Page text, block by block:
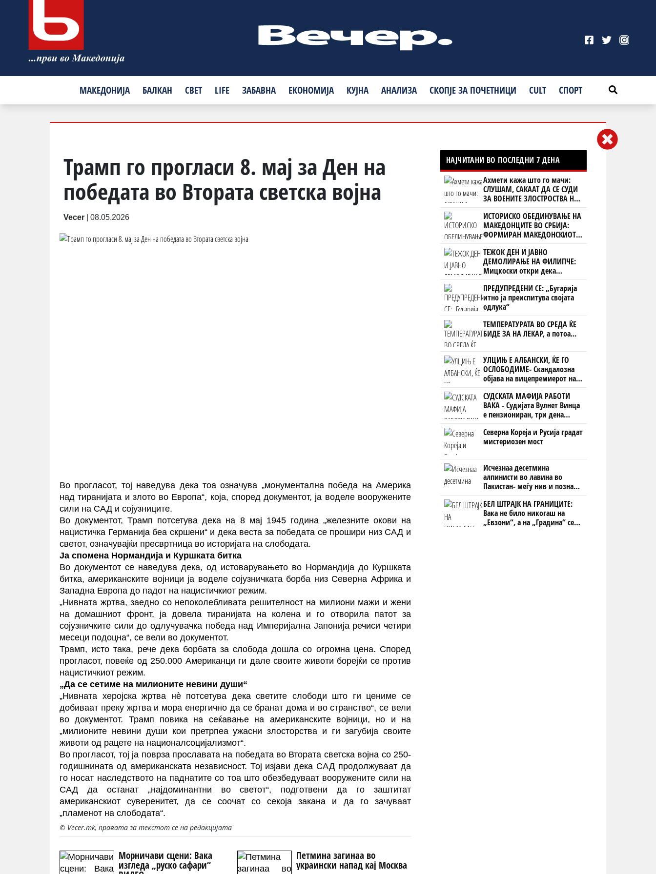
МАКЕДОНИЈА БАЛКАН СВЕТ LIFE ЗАБАВНА ЕКОНОМИЈА КУЈНА АНАЛИЗА СКОПЈЕ ЗА ПОЧЕТНИЦИ CULT СПОРТ
Трамп го прогласи 8. мај за Ден на
победата во Втората светска војна
Vecer 08.05.2026
Во прогласот, тој наведува дека тоа означува „монументална победа на Америка
над тиранијата и злото во Европа“, која, според документот, ја воделе вооружените
сили на САД и сојузниците.
Во документот,Трамп потсетува дека на 8 мај 1945 година „железните окови на
нацистичка Германија беа скршени“ и дека веста за победата се прошири низ САД и
светот, означувајќи пресвртница во историјата на слободата.
Ја спомена Нормандија и Куршката битка
Во документот се наведува дека, од истоварувањето во Нормандија до Куршката
битка, американските војници ја воделе сојузничката борба низ Северна Африка и
Западна Европа до падот на нацистичкиот режим.
„Нивната жртва, заедно со непоколебливата решителност на милиони мажи и жени
на домашниот фронт, ја довела тиранијата на колена и го отворила патот за
сојузничките сили до одлучувачка победа над Империјална Јапонија речиси четири
месеци подоцна“, се вели во документот.
Трамп, исто така, рече дека борбата за слобода дошла со огромна цена. Според
прогласот, повеќе од 250.000 Американци ги дале своите животи борејќи се против
нацистичкиот режим.
„Да се ​​сетиме на милионите невини души“
„Нивната херојска жртва нè потсетува дека светите слободи што ги цениме се
добиваат преку жртва и мора енергично да се бранат дома и во странство“, се вели
во документот. Трамп повика на сеќавање на американските војници, но и на
„милионите невини души кои претрпеа ужасни злосторства и ги загубија своите
животи од рацете на националсоцијализмот“.
Во прогласот, тој ја поврза прославата на победата во Втората светска војна со 250-
годишнината од американската независност. Тој изјави дека САД продолжуваат да
го носат наследството на паднатите со тоа што обезбедуваат вооружените сили на
САД да останат „најдоминантни во светот“, подготвени да го заштитат
американскиот суверенитет, да се соочат со секоја закана и да го зачуваат
„пламенот на слободата“.
© Vecer.mk, правата за текстот се на редакцијата
Морничави сцени: Вака
изгледа „руско сафари“
Петмина загинаа во
украински напад кај Москва
НАЈЧИТАНИ ВО ПОСЛЕДНИ 7 ДЕНА
Ахмети кажа што го мачи:
СЛУШАМ, САКААТ ДА СЕ СУДИ
ЗА ВОЕНИТЕ ЗЛОСТРОСТВА НА
УЧК...
ИСТОРИСКО ОБЕДИНУВАЊЕ НА
МАКЕДОНЦИТЕ ВО СРБИЈА:
ФОРМИРАН МАКЕДОНСКИОТ
НАЦИОНАЛЕН СОЈУЗ
ТЕЖОК ДЕН И ЈАВНО
ДЕМОЛИРАЊЕ НА ФИЛИПЧЕ:
Мицкоски откри дека
човекот појма нема од
ништо, освен за кеш
ПРЕДУПРЕДЕНИ СЕ: „Бугарија
итно ја преиспитува својата
одлука“
ТЕМПЕРАТУРАТА ВО СРЕДА ЌЕ
БИДЕ ЗА НА ЛЕКАР, а потоа...
УЛЦИЊ Е АЛБАНСКИ, ЌЕ ГО
ОСЛОБОДИМЕ- Скандалозна
објава на вицепремиерот на
Црна Гора
СУДСКАТА МАФИЈА РАБОТИ
ВАКА - Судијата Вулнет Винца
е пензиониран, три дена
откако му го врати пасошот
на бизнисменот Марковски
Северна Кореја и Русија градат
мистериозен мост
Исчезнаа десетмина
алпинисти во лавина во
Пакистан- меѓу нив и познат
Непалец
БЕЛ ШТРАЈК НА ГРАНИЦИТЕ:
Вака не било никогаш на
„Евзони“, а на „Градина“ се